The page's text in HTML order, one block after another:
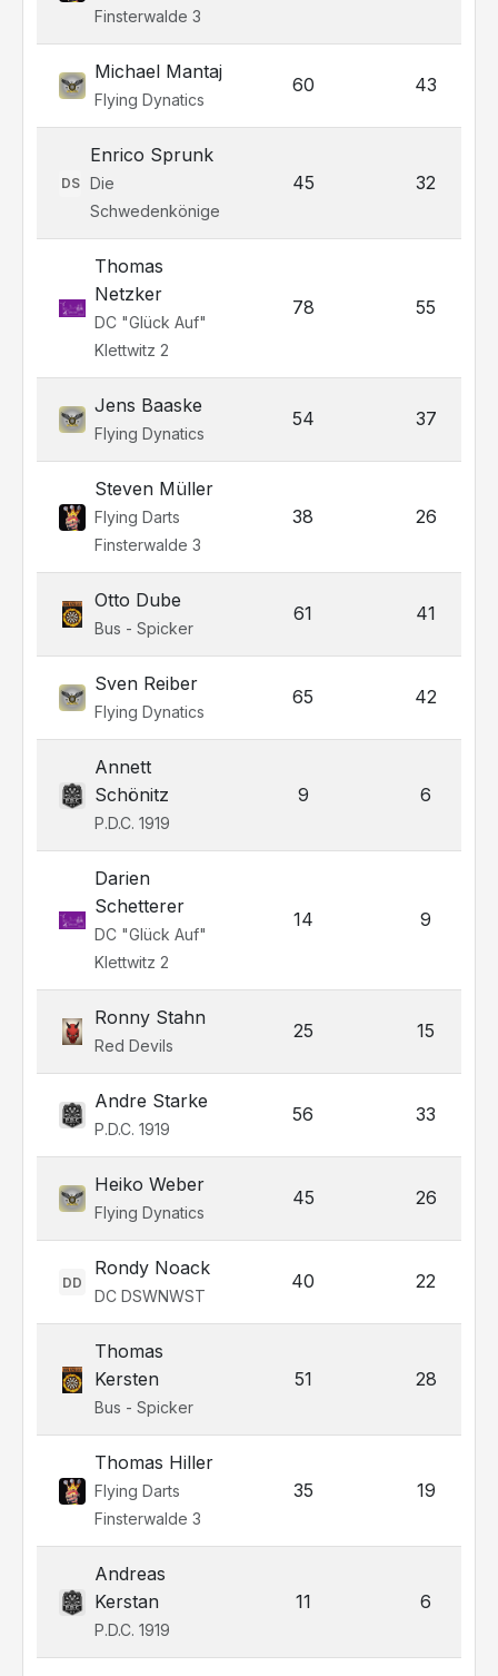
Finsterwalde 3
Michael Mantaj
Flying Dynatics
60 43
DS
Enrico Sprunk
Die
Schwedenkönige
45 32
Thomas
Netzker
DC "Glück Auf"
Klettwitz 2
78 55
Jens Baaske
Flying Dynatics
54 37
Steven Müller
Flying Darts
Finsterwalde 3
38 26
Otto Dube
Bus - Spicker
61 41
Sven Reiber
Flying Dynatics
65 42
Annett
Schönitz
P.D.C. 1919
9 6
Darien
Schetterer
DC "Glück Auf"
Klettwitz 2
14 9
Ronny Stahn
Red Devils
25 15
Andre Starke
P.D.C. 1919
56 33
Heiko Weber
Flying Dynatics
45 26
DD
Rondy Noack
DC DSWNWST
40 22
Thomas
Kersten
Bus - Spicker
51 28
Thomas Hiller
Flying Darts
Finsterwalde 3
35 19
Andreas
Kerstan
P.D.C. 1919
11 6